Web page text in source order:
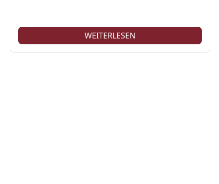
WEITERLESEN